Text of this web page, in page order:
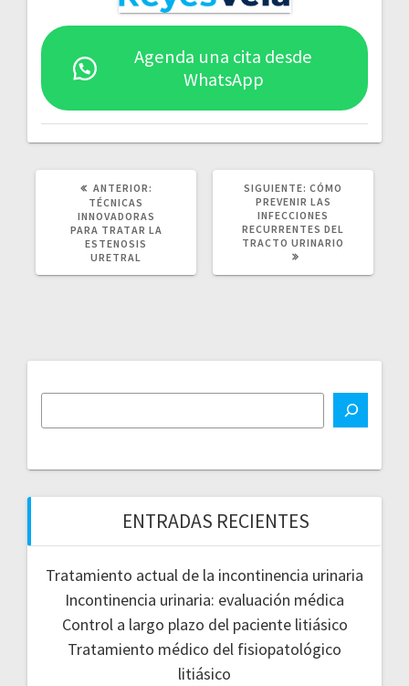
Agenda una cita desde
WhatsApp
ANTERIOR:
TÉCNICAS
INNOVADORAS
PARA TRATAR LA
ESTENOSIS
URETRAL
SIGUIENTE: SIGUIENTE
POST:
CÓMO
PREVENIR LAS
INFECCIONES
RECURRENTES DEL
TRACTO URINARIO
ENTRADAS RECIENTES
Tratamiento actual de la incontinencia urinaria
Incontinencia urinaria: evaluación médica
Control a largo plazo del paciente litiásico
Tratamiento médico del fisiopatológico
litiásico